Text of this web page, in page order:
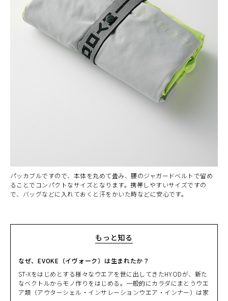
パッカブルですので、本体を丸めて畳み、腰のジャガードベルトで留め
ることでコンパクトなサイズとなります。携帯しやすいサイズですの
で、バッグなどに入れておくと汗をかいた時などに安心です。
もっと知る
なぜ、EVOKE（イヴォーク）は生まれたか？
ST-Xをはじめとする様々なウエアを世に出してきたHYODが、新た
なベクトルからモノ作りをはじめる。一般的にカラダにまとうウエ
ア類（アウターシェル・インサレーションウエア・インナー）は家